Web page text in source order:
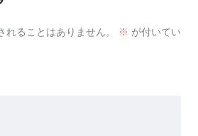
れることはありません。 ※ が付いてい